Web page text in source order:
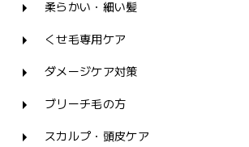
柔らかい・細い髪
くせ毛専用ケア
ダメージケア対策
ブリーチ毛の方
スカルプ・頭皮ケア